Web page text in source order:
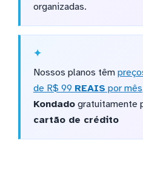
organizadas.
Nossos planos têm
de R$ 99 REAIS por mês
Kondadogratuitamente
cartão de crédito